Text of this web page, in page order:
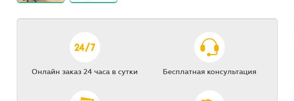
Онлайн заказ 24 часа в сутки Бесплатная консультация